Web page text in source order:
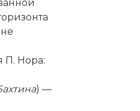
П. Нора:
) —